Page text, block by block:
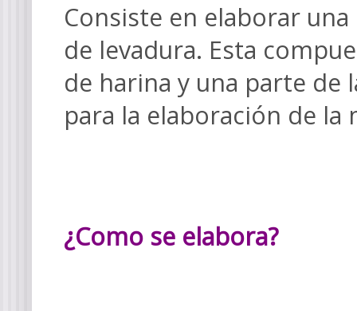
Consiste en elaborar
de levadura. Esta
de harina y una parte de
para la elaboración de la
¿Como se elabora?